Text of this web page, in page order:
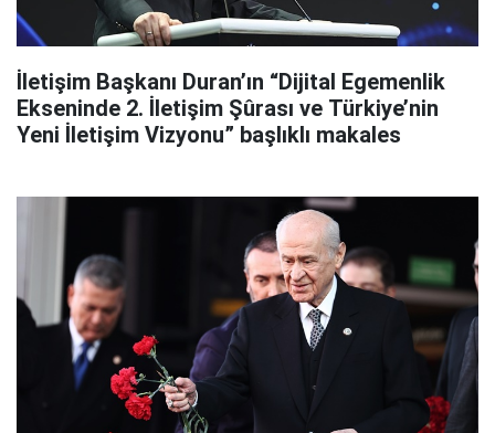
İletişim Başkanı Duran’ın “Dijital Egemenlik
Ekseninde 2. İletişim Şûrası ve Türkiye’nin
Yeni İletişim Vizyonu” başlıklı makales